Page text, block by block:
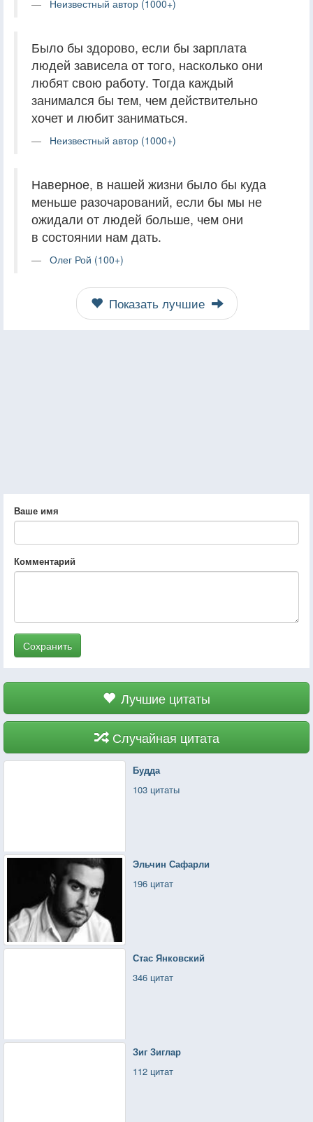
Неизвестный автор (1000+)
Было бы здорово, если бы зарплата
людей зависела от того, насколько они
любят свою работу. Тогда каждый
занимался бы тем, чем действительно
хочет и любит заниматься.
Неизвестный автор (1000+)
Наверное, в нашей жизни было бы куда
меньше разочарований, если бы мы не
ожидали от людей больше, чем они
в состоянии нам дать.
Олег Рой (100+)
Показать лучшие
Ваше имя
Комментарий
Сохранить
Лучшие цитаты
Случайная цитата
Будда
103 цитаты
Эльчин Сафарли
196 цитат
Стас Янковский
346 цитат
Зиг Зиглар
112 цитат